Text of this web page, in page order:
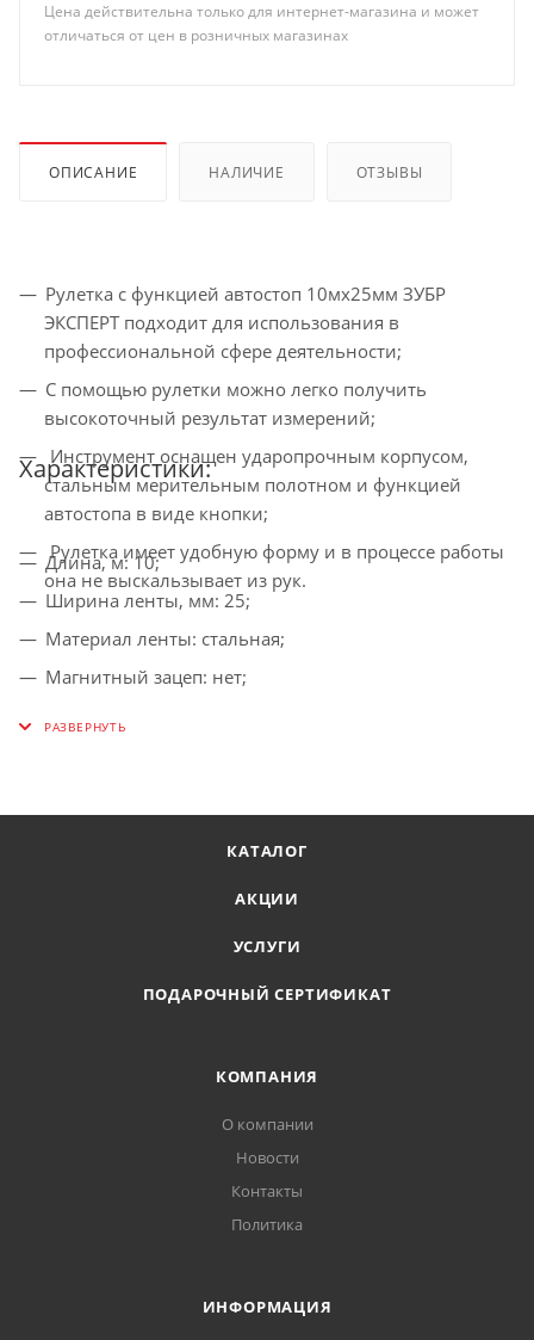
Цена действительна только для интернет-магазина и может
отличаться от цен в розничных магазинах
ОПИСАНИЕ НАЛИЧИЕ ОТЗЫВЫ
Рулетка с функцией автостоп 10мх25мм ЗУБР
ЭКСПЕРТ подходит для использования в
профессиональной сфере деятельности;
С помощью рулетки можно легко получить
высокоточный результат измерений;
Инструмент оснащен ударопрочным корпусом,
стальным мерительным полотном и функцией
автостопа в виде кнопки;
Рулетка имеет удобную форму и в процессе работы
она не выскальзывает из рук.
Характеристики:
Длина, м: 10;
Ширина ленты, мм: 25;
Материал ленты: стальная;
Магнитный зацеп: нет;
КАТАЛОГ
АКЦИИ
УСЛУГИ
ПОДАРОЧНЫЙ СЕРТИФИКАТ
КОМПАНИЯ
О компании
Новости
Контакты
Политика
ИНФОРМАЦИЯ